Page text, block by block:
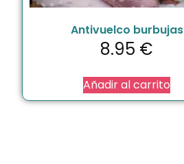
Antivuelco burbujas
8.95 €
Añadir al carrito